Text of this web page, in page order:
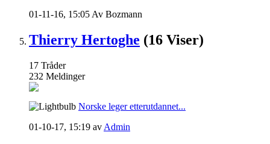
01-11-16, 15:05Av Bozmann
Thierry Hertoghe (16 Viser)
17 Tråder
232 Meldinger
Norske leger etterutdannet...
01-10-17, 15:19 av Admin